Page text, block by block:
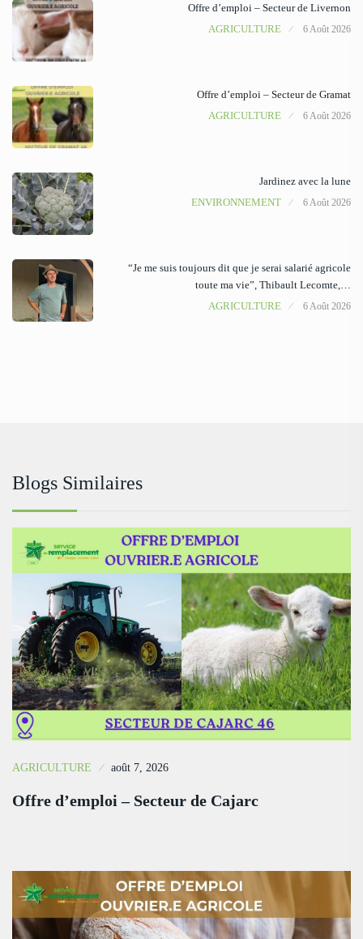
Offre d’emploi – Secteur de Livernon
AGRICULTURE
6 Août 2026
Offre d’emploi – Secteur de Gramat
AGRICULTURE
6 Août 2026
Jardinez avec la lune
ENVIRONNEMENT
6 Août 2026
“Je me suis toujours dit que je serai salarié agricole
toute ma vie”, Thibault Lecomte,…
AGRICULTURE
6 Août 2026
Blogs Similaires
AGRICULTURE août 7, 2026
Offre d’emploi – Secteur de Cajarc